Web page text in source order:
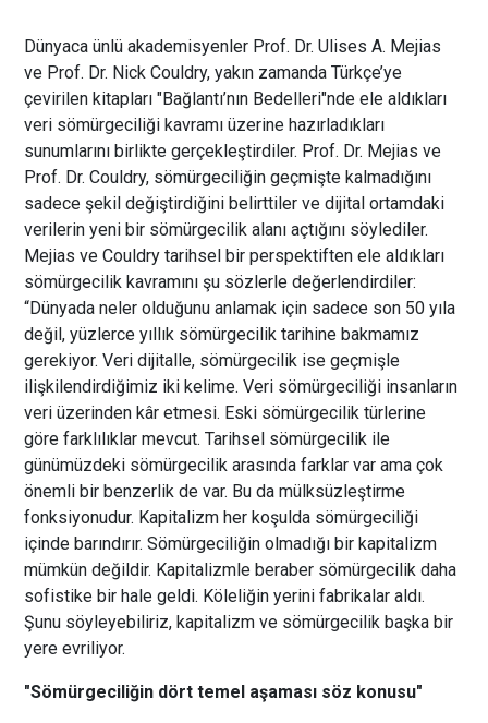
Dünyaca ünlü akademisyenler Prof. Dr. Ulises A. Mejias
ve Prof. Dr. Nick Couldry, yakın zamanda Türkçe’ye
çevirilen kitapları "Bağlantı’nın Bedelleri"nde ele aldıkları
veri sömürgeciliği kavramı üzerine hazırladıkları
sunumlarını birlikte gerçekleştirdiler. Prof. Dr. Mejias ve
Prof. Dr. Couldry, sömürgeciliğin geçmişte kalmadığını
sadece şekil değiştirdiğini belirttiler ve dijital ortamdaki
verilerin yeni bir sömürgecilik alanı açtığını söylediler.
Mejias ve Couldry tarihsel bir perspektiften ele aldıkları
sömürgecilik kavramını şu sözlerle değerlendirdiler:
“Dünyada neler olduğunu anlamak için sadece son 50 yıla
değil, yüzlerce yıllık sömürgecilik tarihine bakmamız
gerekiyor. Veri dijitalle, sömürgecilik ise geçmişle
ilişkilendirdiğimiz iki kelime. Veri sömürgeciliği insanların
veri üzerinden kâr etmesi. Eski sömürgecilik türlerine
göre farklılıklar mevcut. Tarihsel sömürgecilik ile
günümüzdeki sömürgecilik arasında farklar var ama çok
önemli bir benzerlik de var. Bu da mülksüzleştirme
fonksiyonudur. Kapitalizm her koşulda sömürgeciliği
içinde barındırır. Sömürgeciliğin olmadığı bir kapitalizm
mümkün değildir. Kapitalizmle beraber sömürgecilik daha
sofistike bir hale geldi. Köleliğin yerini fabrikalar aldı.
Şunu söyleyebiliriz, kapitalizm ve sömürgecilik başka bir
yere evriliyor.
"Sömürgeciliğin dört temel aşaması söz konusu"